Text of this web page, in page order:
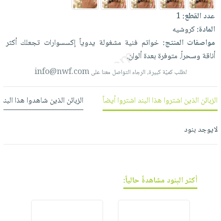
العناية
بالأسنان
الحمية
والتغذية
أدوات
المائدة
الأوعية
والتخزين
أدوات
المطبخ
الأكثر
مبيعاً
العودة
للمدارس
اكسسوارات
منزلية
ملابس
حلي
عناية
شحن
مجاني
بنود
مختارة
اشتراكات
الاشتراكات
صندوق
iKitab
بلا
متقدم
نيل
وفرات
الشركة
سياسة
لائحة
الأمنيات
عدد القطع:1
المادة:كروشيه
مواصفات المنتج: خواتم فنية مشغولة يدوياًإكسسوارات تجعلكأكثر
أناقة وسحراً. متوفرةبعدةألوان.
لطلب كميّة كبيرة، الرجاء التواصل معنا علىinfo@nwf.com
الزبائن الذين اشتروا هذا البند اشتروا أيضاً الزبائن الذين شاهدوا هذا
لايوجد بنود
أكثر البنود مشاهدةً حالياً: